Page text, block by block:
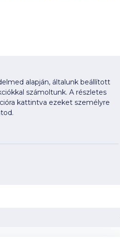
alapján, általunk beállított
számoltunk. A részletes
kattintva ezeket személyre